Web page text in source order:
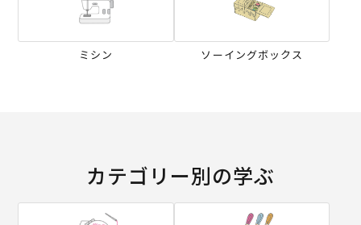
ミシン ソーイングボックス
カテゴリー別の学ぶ